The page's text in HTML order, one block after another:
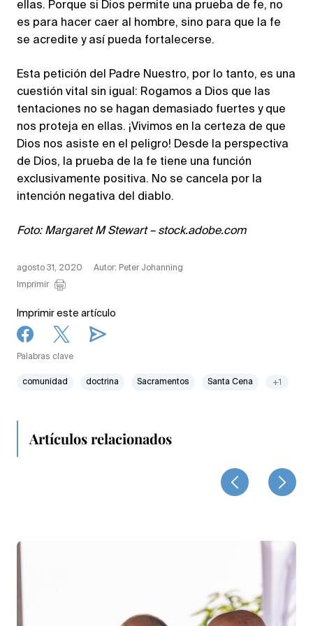
ellas. Porque si Dios permite una prueba de fe, no
es para hacer caer al hombre, sino para que la fe
se acredite y así pueda fortalecerse.
Esta petición del Padre Nuestro, por lo tanto, es una
cuestión vital sin igual: Rogamos a Dios que las
tentaciones no se hagan demasiado fuertes y que
nos proteja en ellas. ¡Vivimos en la certeza de que
Dios nos asiste en el peligro! Desde la perspectiva
de Dios, la prueba de la fe tiene una función
exclusivamente positiva. No se cancela por la
intención negativa del diablo.
Foto: Margaret M Stewart – stock.adobe.com
agosto 31, 2020
Autor: Peter Johanning
Imprimir
Imprimir este artículo
Palabras clave
comunidad doctrina Sacramentos Santa Cena +1
Artículos relacionados